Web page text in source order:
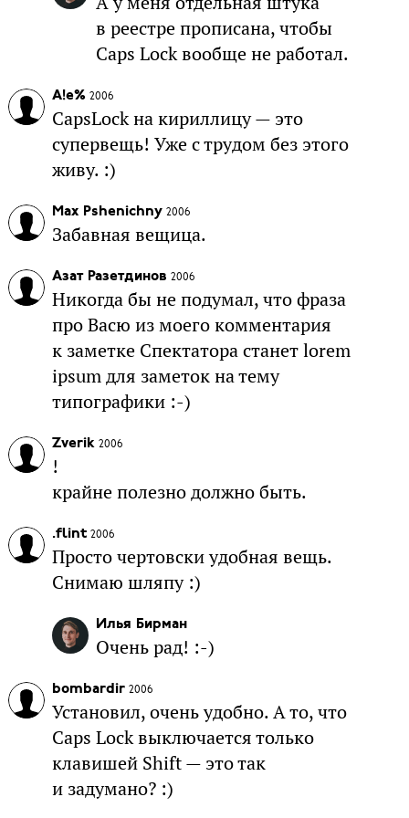
в реестре прописана, чтобы
Caps Lock вообще не работал.
A!e% 2006
CapsLock на кириллицу — это
супервещь! Уже с трудом без этого
живу. :)
Max Pshenichny 2006
Забавная вещица.
Азат Разетдинов 2006
Никогда бы не подумал, что фраза
про Васю из моего комментария
к заметке Спектатора станет lorem
ipsum для заметок на тему
типографики :-)
Zverik 2006
!
крайне полезно должно быть.
.flint 2006
Просто чертовски удобная вещь.
Снимаю шляпу :)
Илья Бирман
Очень рад! :-)
bombardir 2006
Установил, очень удобно. А то, что
Caps Lock выключается только
клавишей Shift — это так
и задумано? :)